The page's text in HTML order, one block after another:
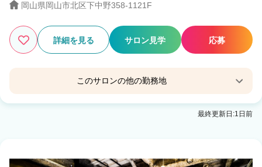
岡山県岡山市北区下中野358-1121F
詳細を見る サロン見学 応募
このサロンの他の勤務地
freedom 浦安店（岡山県）
最終更新日:1日前